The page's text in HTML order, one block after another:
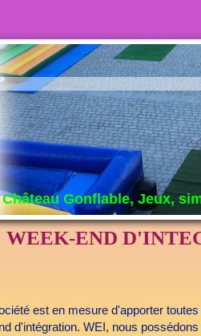
Gonflable, Jeux,
WEEK-END
est en mesure d'apporter
d'intégration. WEI, nous